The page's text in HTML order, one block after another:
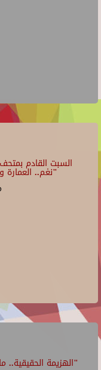
السبت القادم
"نغم.. العمارة
"الهزيمة الحقيقية..